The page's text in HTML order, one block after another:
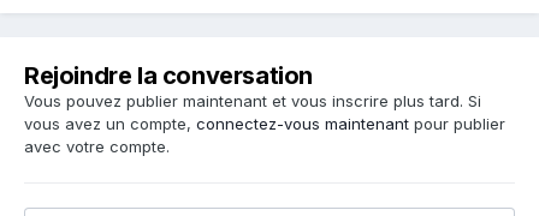
Rejoindre la conversation
Vous pouvez publier maintenant et vous inscrire plus tard. Si
vous avez un compte, connectez-vous maintenant pour publier
avec votre compte.